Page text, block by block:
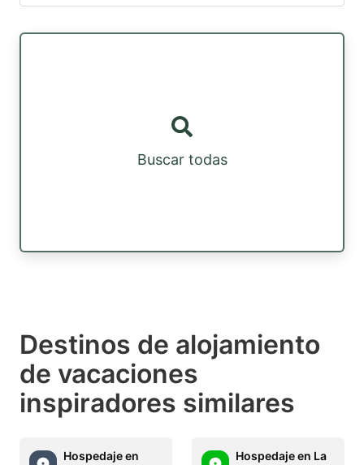
Buscar todas
Destinos de alojamiento
de vacaciones
inspiradores similares
Hospedaje en Hospedaje en La